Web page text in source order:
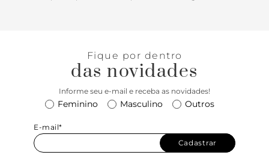
Fique por dentro
das novidades
Informe seu e-mail e receba as novidades!
Feminino Masculino Outros
E-mail*
Cadastrar